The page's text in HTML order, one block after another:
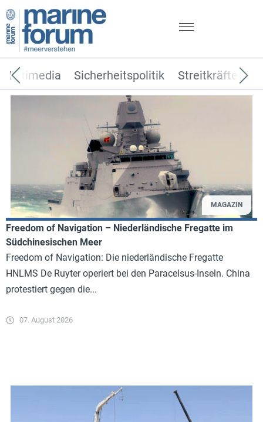
Sicherheitspolitik Streitkräfte
Multimedia
MAGAZIN
Freedom of Navigation – Niederländische Fregatte im
Südchinesischen Meer
Freedom of Navigation: Die niederländische Fregatte
HNLMS De Ruyter operiert bei den Paracelsus-Inseln. China
protestiert gegen die...
07. August 2026